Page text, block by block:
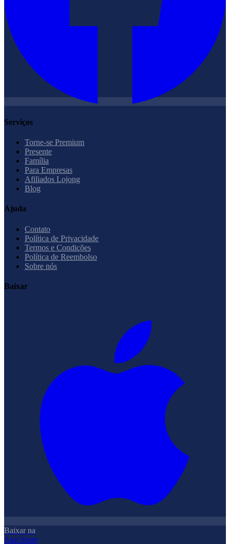
Serviços
Torne-se Premium
Presente
Família
Para Empresas
Afiliados Lojong
Blog
Ajuda
Contato
Política de Privacidade
Termos e Condições
Política de Reembolso
Sobre nós
Baixar
Baixar na
App Store